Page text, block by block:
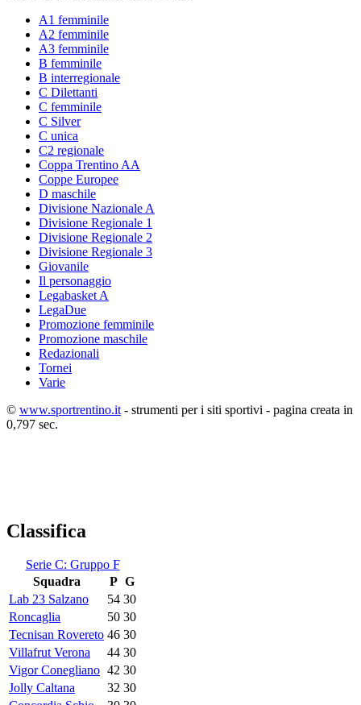
A1 femminile
A2 femminile
A3 femminile
B femminile
B interregionale
C Dilettanti
C femminile
C Silver
C unica
C2 regionale
Coppa Trentino AA
Coppe Europee
D maschile
Divisione Nazionale A
Divisione Regionale 1
Divisione Regionale 2
Divisione Regionale 3
Giovanile
Il personaggio
Legabasket A
LegaDue
Promozione femminile
Promozione maschile
Redazionali
Tornei
Varie
© www.sportrentino.it - strumenti per i siti sportivi - pagina creata in
0,797 sec.
Classifica
Serie C: Gruppo F
Squadra
P G
Lab 23 Salzano
54 30
Roncaglia
50 30
Tecnisan Rovereto 46 30
Villafrut Verona
44 30
Vigor Conegliano 42 30
Jolly Caltana
32 30